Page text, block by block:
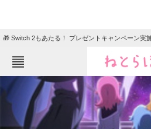
🎁 Switch 2もあたる！ プレゼントキャンペーン実
ねとらぼメニュー
TOP ニュ
エンタメ クイ